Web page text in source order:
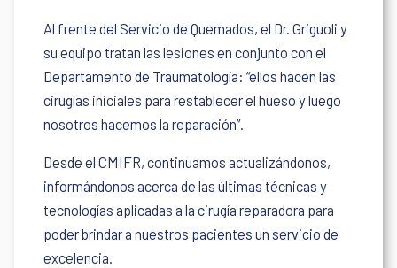
Al frente del Servicio de Quemados, el Dr. Griguoli y
su equipo tratan las lesiones en conjunto con el
Departamento de Traumatología: “ellos hacen las
cirugías iniciales para restablecer el hueso y luego
nosotros hacemos la reparación”.
Desde el CMIFR, continuamos actualizándonos,
informándonos acerca de las últimas técnicas y
tecnologías aplicadas a la cirugía reparadora para
poder brindar a nuestros pacientes un servicio de
excelencia.